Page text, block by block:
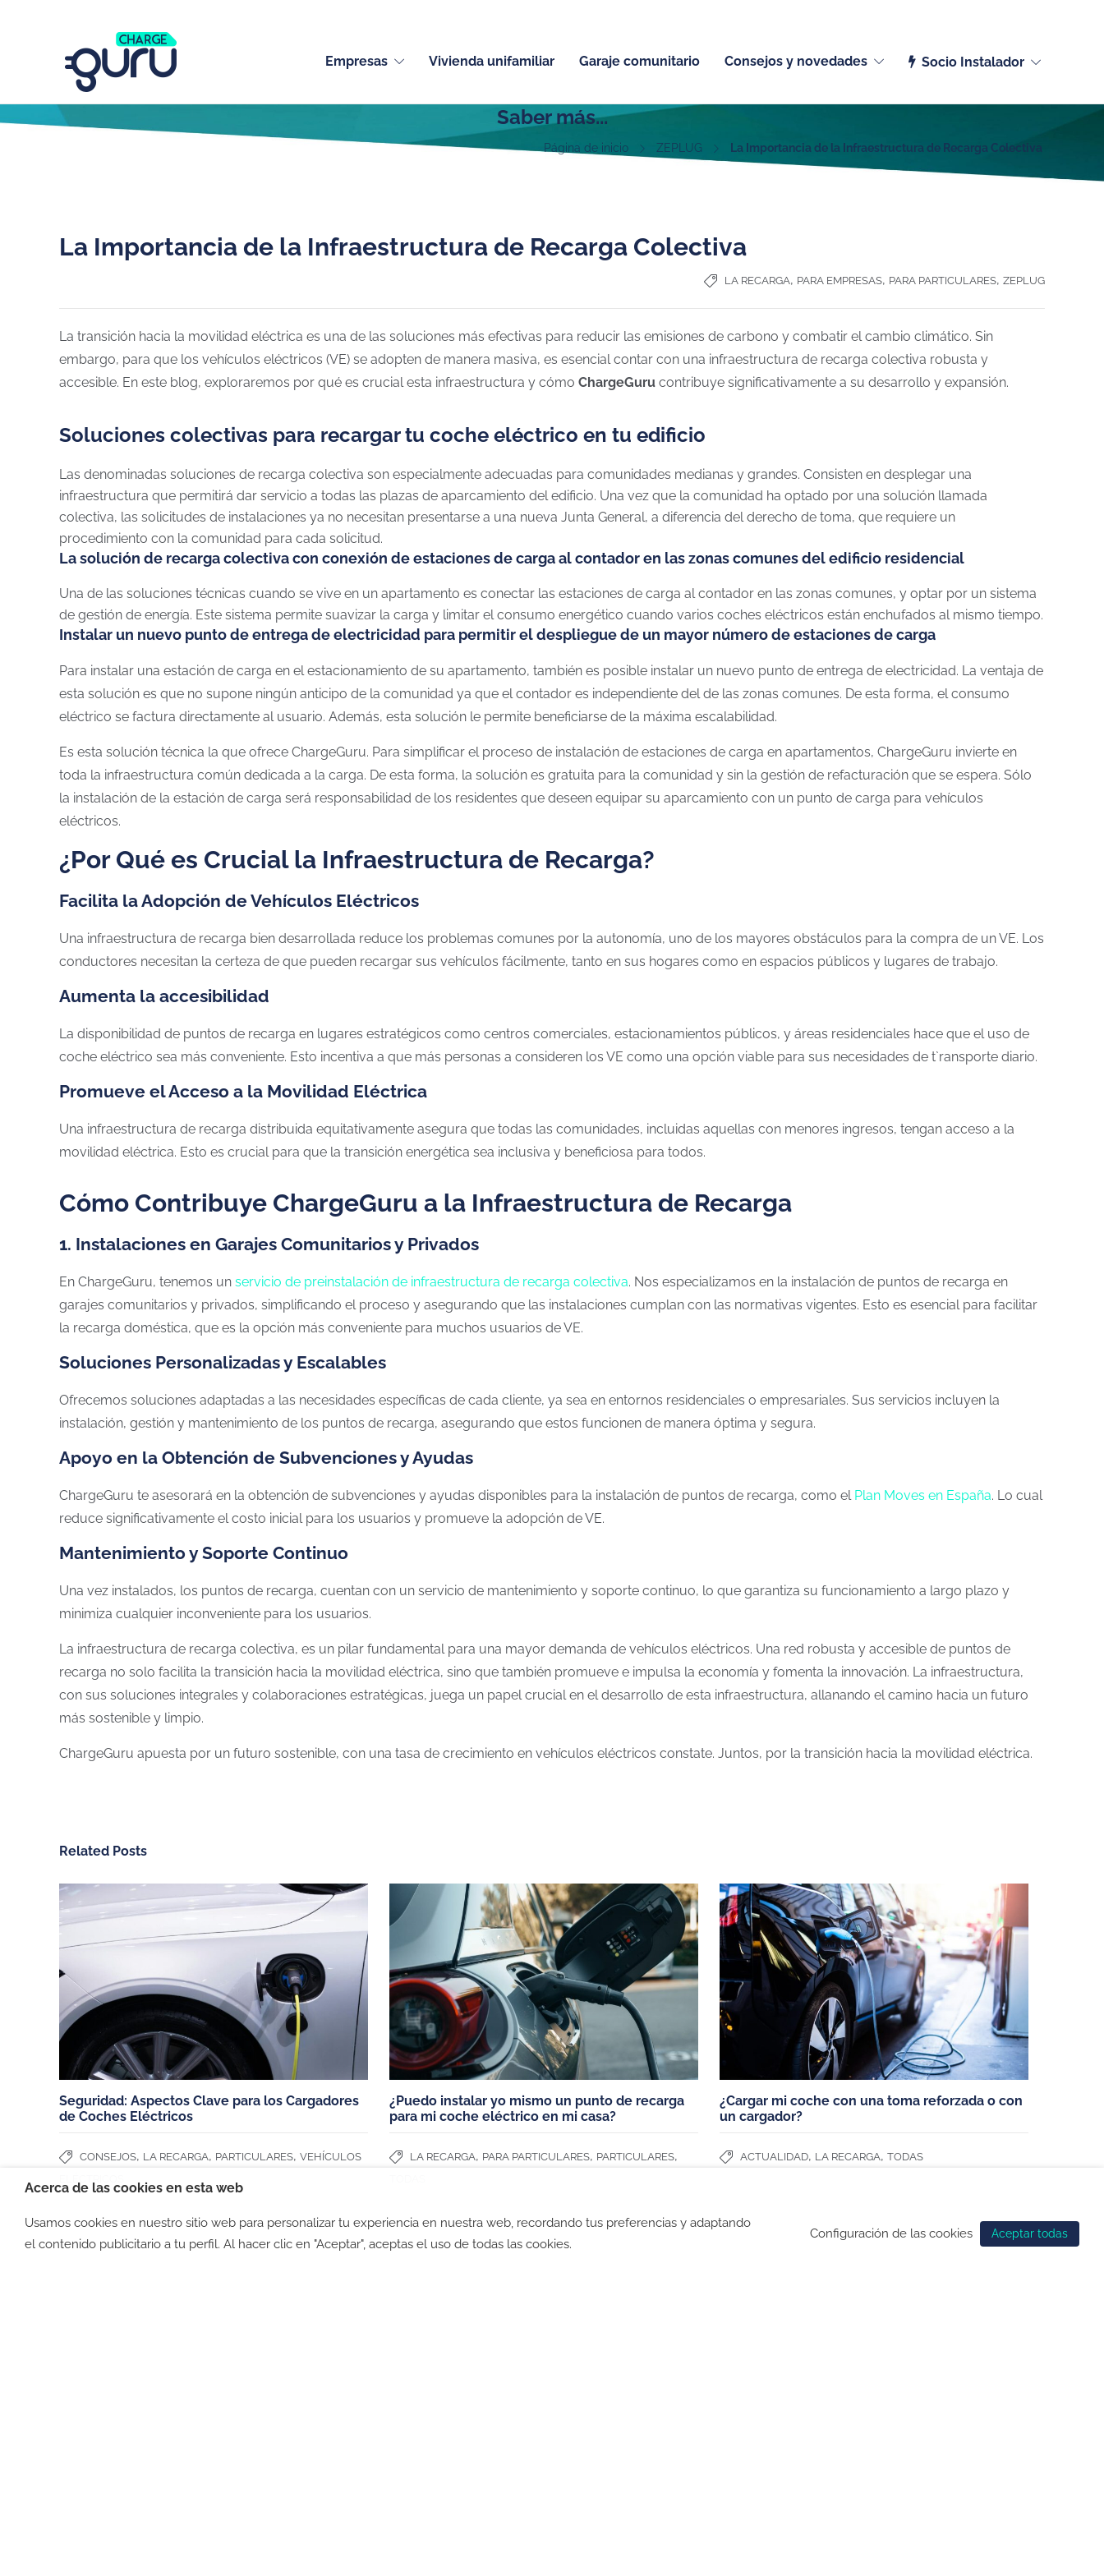
Empresas Vivienda unifamiliar Garaje comunitario Consejos y novedades Socio Instalador
Saber más...
Página de inicio ZEPLUG La Importancia de la Infraestructura de Recarga Colectiva
La Importancia de la Infraestructura de Recarga Colectiva
LA RECARGA, PARA EMPRESAS, PARA PARTICULARES, ZEPLUG
La transición hacia la movilidad eléctrica es una de las soluciones más efectivas para reducir las emisiones de carbono y combatir el cambio climático. Sin
embargo, para que los vehículos eléctricos (VE) se adopten de manera masiva, es esencial contar con una infraestructura de recarga colectiva robusta y
accesible. En este blog, exploraremos por qué es crucial esta infraestructura y cómo ChargeGuru contribuye significativamente a su desarrollo y expansión.
Soluciones colectivas para recargar tu coche eléctrico en tu edificio
Las denominadas soluciones de recarga colectiva son especialmente adecuadas para comunidades medianas y grandes. Consisten en desplegar una
infraestructura que permitirá dar servicio a todas las plazas de aparcamiento del edificio. Una vez que la comunidad ha optado por una solución llamada
colectiva, las solicitudes de instalaciones ya no necesitan presentarse a una nueva Junta General, a diferencia del derecho de toma, que requiere un
procedimiento con la comunidad para cada solicitud.
La solución de recarga colectiva con conexión de estaciones de carga al contador en las zonas comunes del edificio residencial
Una de las soluciones técnicas cuando se vive en un apartamento es conectar las estaciones de carga al contador en las zonas comunes, y optar por un sistema
de gestión de energía. Este sistema permite suavizar la carga y limitar el consumo energético cuando varios coches eléctricos están enchufados al mismo tiempo.
Instalar un nuevo punto de entrega de electricidad para permitir el despliegue de un mayor número de estaciones de carga
Para instalar una estación de carga en el estacionamiento de su apartamento, también es posible instalar un nuevo punto de entrega de electricidad. La ventaja de
esta solución es que no supone ningún anticipo de la comunidad ya que el contador es independiente del de las zonas comunes. De esta forma, el consumo
eléctrico se factura directamente al usuario. Además, esta solución le permite beneficiarse de la máxima escalabilidad.
Es esta solución técnica la que ofrece ChargeGuru. Para simplificar el proceso de instalación de estaciones de carga en apartamentos, ChargeGuru invierte en
toda la infraestructura común dedicada a la carga. De esta forma, la solución es gratuita para la comunidad y sin la gestión de refacturación que se espera. Sólo
la instalación de la estación de carga será responsabilidad de los residentes que deseen equipar su aparcamiento con un punto de carga para vehículos
eléctricos.
¿Por Qué es Crucial la Infraestructura de Recarga?
Facilita la Adopción de Vehículos Eléctricos
Una infraestructura de recarga bien desarrollada reduce los problemas comunes por la autonomía, uno de los mayores obstáculos para la compra de un VE. Los
conductores necesitan la certeza de que pueden recargar sus vehículos fácilmente, tanto en sus hogares como en espacios públicos y lugares de trabajo​.
Aumenta la accesibilidad
La disponibilidad de puntos de recarga en lugares estratégicos como centros comerciales, estacionamientos públicos, y áreas residenciales hace que el uso de
coche eléctrico sea más conveniente. Esto incentiva a que más personas a consideren los VE como una opción viable para sus necesidades de t`ransporte diario.
Promueve el Acceso a la Movilidad Eléctrica
Una infraestructura de recarga distribuida equitativamente asegura que todas las comunidades, incluidas aquellas con menores ingresos, tengan acceso a la
movilidad eléctrica. Esto es crucial para que la transición energética sea inclusiva y beneficiosa para todos.
Cómo Contribuye ChargeGuru a la Infraestructura de Recarga
1. Instalaciones en Garajes Comunitarios y Privados
En ChargeGuru, tenemos un servicio de preinstalación de infraestructura de recarga colectiva. Nos especializamos en la instalación de puntos de recarga en
garajes comunitarios y privados, simplificando el proceso y asegurando que las instalaciones cumplan con las normativas vigentes. Esto es esencial para facilitar
la recarga doméstica, que es la opción más conveniente para muchos usuarios de VE​.
Soluciones Personalizadas y Escalables
Ofrecemos soluciones adaptadas a las necesidades específicas de cada cliente, ya sea en entornos residenciales o empresariales. Sus servicios incluyen la
instalación, gestión y mantenimiento de los puntos de recarga, asegurando que estos funcionen de manera óptima y segura.
Apoyo en la Obtención de Subvenciones y Ayudas
ChargeGuru te asesorará en la obtención de subvenciones y ayudas disponibles para la instalación de puntos de recarga, como el Plan Moves en España. Lo cual
reduce significativamente el costo inicial para los usuarios y promueve la adopción de VE.
Mantenimiento y Soporte Continuo
Una vez instalados, los puntos de recarga, cuentan con un servicio de mantenimiento y soporte continuo, lo que garantiza su funcionamiento a largo plazo y
minimiza cualquier inconveniente para los usuarios.
La infraestructura de recarga colectiva, es un pilar fundamental para una mayor demanda de vehículos eléctricos. Una red robusta y accesible de puntos de
recarga no solo facilita la transición hacia la movilidad eléctrica, sino que también promueve e impulsa la economía y fomenta la innovación. La infraestructura,
con sus soluciones integrales y colaboraciones estratégicas, juega un papel crucial en el desarrollo de esta infraestructura, allanando el camino hacia un futuro
más sostenible y limpio.
ChargeGuru apuesta por un futuro sostenible, con una tasa de crecimiento en vehículos eléctricos constate. Juntos, por la transición hacia la movilidad eléctrica.
Related Posts
Seguridad: Aspectos Clave para los Cargadores
de Coches Eléctricos
CONSEJOS, LA RECARGA, PARTICULARES, VEHÍCULOS
¿Puedo instalar yo mismo un punto de recarga
para mi coche eléctrico en mi casa?
LA RECARGA, PARA PARTICULARES, PARTICULARES,
¿Cargar mi coche con una toma reforzada o con
un cargador?
ACTUALIDAD, LA RECARGA, TODAS
CHARGEGURU ESPAÑA
Contáctanos
Sobre ChargeGuru
PRENSA
Español (España)
NUESTROS SERVICIOS
Vivienda unifamiliar
Empresas
Hoteles, restaurantes y
comercios
PUNTOS DE RECARGA
¿Cómo debería ser mi punto de
recarga
Modelos de cargadores
VEHÍCULOS ELÉCTRICOS
Coches eléctricos
Tesla Model 3
Fiat 500
Tesla model Y
Dacia Spring
Miembros de:
©2026 -Política de privacidad -Política de Cookies -Política SGI
Acerca de las cookies en esta web
Usamos cookies en nuestro sitio web para personalizar tu experiencia en nuestra web, recordando tus preferencias y adaptando
el contenido publicitario a tu perfil. Al hacer clic en "Aceptar", aceptas el uso de todas las cookies.
Configuración de las cookies Aceptar todas